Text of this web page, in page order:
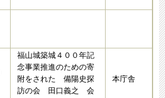
福山城築城４００年記
念事業推進のための寄
附をされた 備陽史探
訪の会 田口義之 会
本庁舎